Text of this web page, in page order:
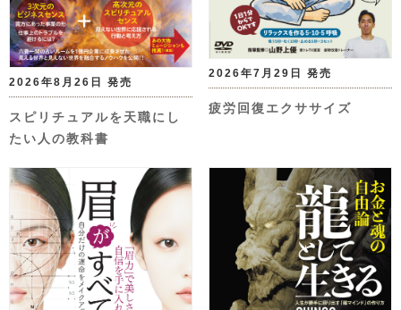
2026年8月26日 発売
スピリチュアルを天職にし
たい人の教科書
2026年7月29日 発売
疲労回復エクササイズ